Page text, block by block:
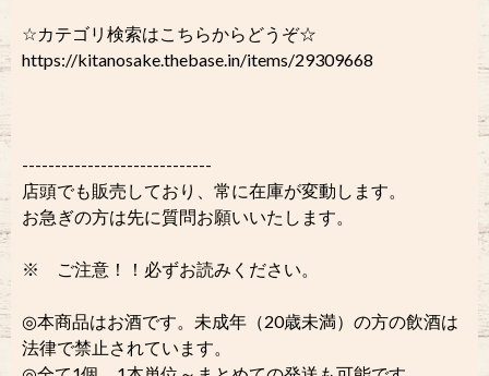
☆カテゴリ検索はこちらからどうぞ☆
https://kitanosake.thebase.in/items/29309668
-----------------------------
店頭でも販売しており、常に在庫が変動します。
お急ぎの方は先に質問お願いいたします。
※ ご注意！！必ずお読みください。
◎本商品はお酒です。未成年（20歳未満）の方の飲酒は
法律で禁止されています。